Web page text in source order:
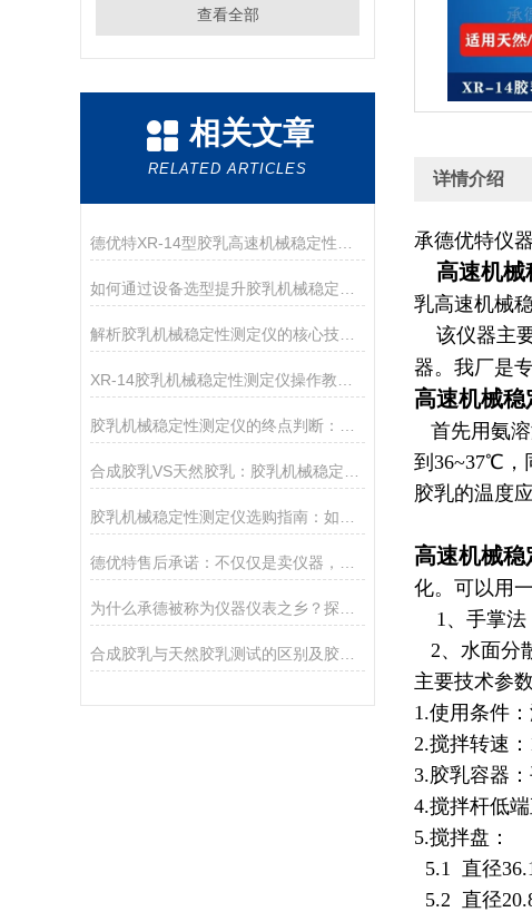
查看全部
相关文章
RELATED ARTICLES
解析胶乳机械稳定性测定仪的核心技术：变频调速与动平衡
合成胶乳与天然胶乳测试的区别及胶乳机械稳定性测定仪选型
详情介绍
承德优特仪
高速机械
乳高速机械
该仪器主
器。我厂是
高速机械稳
首先用氨溶
到36~37℃，
胶乳的温度
高速机械稳
化。可以用
1、手掌法
2、水面分
主要技术参数
1.使用条件
2.搅拌转速：
3.胶乳容器：
4.搅拌杆低
5.搅拌盘：
5.1 直径
5.2 直径